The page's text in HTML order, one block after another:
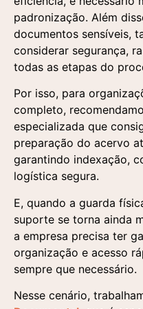
padronização. Além
documentos sensíveis,
considerar segurança,
todas as etapas do
Por isso, para
completo,
especializada que
preparação do acervo
garantindo indexação,
logística segura.
E, quando a guarda
suporte se torna ainda
a empresa precisa ter
organização e acesso
sempre que necessário.
Nesse cenário,